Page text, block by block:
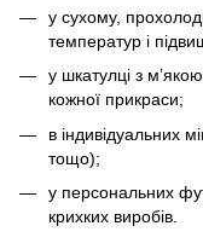
у сухому,
температур і
у шкатулці з
кожної прикраси;
в індивідуальних
тощо);
у персональних
крихких виробів.